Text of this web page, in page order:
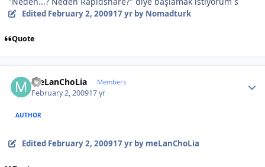
Edited February 2, 200917 yrby Nomadturk
Quote
meLanChoLia Members
February 2, 200917 yr
AUTHOR
Edited February 2, 200917 yrby meLanChoLia